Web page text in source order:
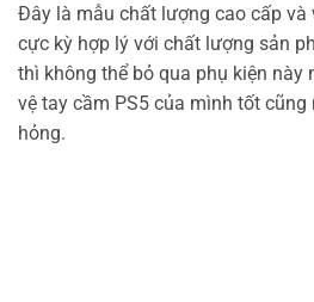
Đây là mẫu chất lượng cao cấp và
cực kỳ hợp lý với chất lượng sản
thì không thể bỏ qua phụ kiện này
vệ tay cầm PS5 của mình tốt
hỏng.